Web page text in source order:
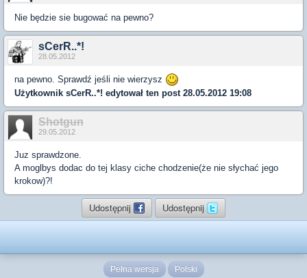
Nie będzie sie bugować na pewno?
sCerR..*!
28.05.2012
na pewno. Sprawdź jeśli nie wierzysz
Użytkownik sCerR..*! edytował ten post 28.05.2012 19:08
Shotgun
29.05.2012
Juz sprawdzone.
A moglbys dodac do tej klasy ciche chodzenie(że nie słychać jego
krokow)?!
Udostępnij Udostępnij
Pełna wersja Polski